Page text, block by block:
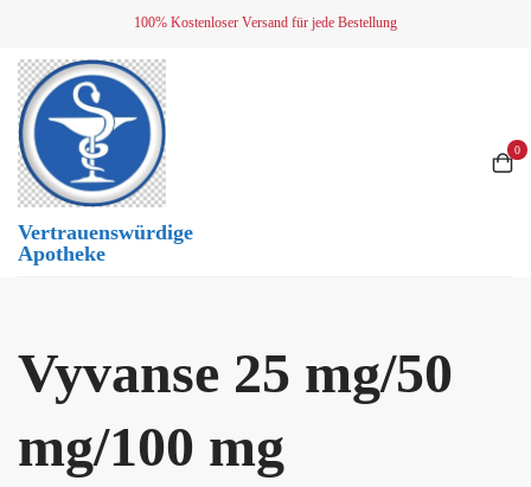
content
100% Kostenloser Versand für jede Bestellung
Vertrauenswürdige
Apotheke
0
Vyvanse 25 mg/50
mg/100 mg